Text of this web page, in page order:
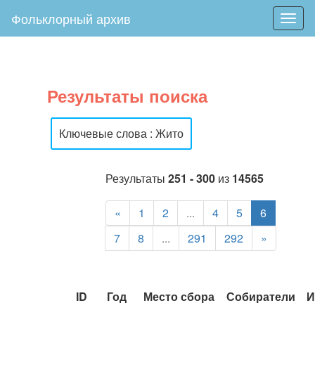
Фольклорный архив
Результаты поиска
Ключевые слова : Жито
Результаты 251 - 300 из 14565
« 1 2 ... 4 5
6
7
8 ... 291 292 »
ID Год Место сбора Собиратели